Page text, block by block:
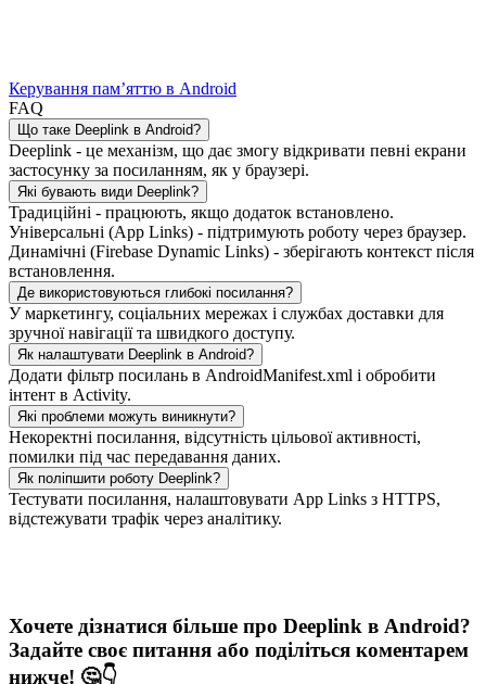
Керування пам’яттю в Android
FAQ
Що таке Deeplink в Android?
Deeplink - це механізм, що дає змогу відкривати певні екрани
застосунку за посиланням, як у браузері.
Які бувають види Deeplink?
Традиційні - працюють, якщо додаток встановлено.
Універсальні (App Links) - підтримують роботу через браузер.
Динамічні (Firebase Dynamic Links) - зберігають контекст після
встановлення.
Де використовуються глибокі посилання?
У маркетингу, соціальних мережах і службах доставки для
зручної навігації та швидкого доступу.
Як налаштувати Deeplink в Android?
Додати фільтр посилань в AndroidManifest.xml і обробити
інтент в Activity.
Які проблеми можуть виникнути?
Некоректні посилання, відсутність цільової активності,
помилки під час передавання даних.
Як поліпшити роботу Deeplink?
Тестувати посилання, налаштовувати App Links з HTTPS,
відстежувати трафік через аналітику.
Хочете дізнатися більше про Deeplink в Android?
Задайте своє питання або поділіться коментарем
нижче! 🤔👇